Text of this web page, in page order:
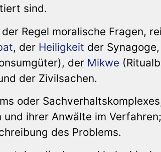
sind.
Regel moralische Fragen,
, der Heiligkeit der
der Mikwe
der Zivilsachen.
oder
ihrer Anwälte im
des Problems.